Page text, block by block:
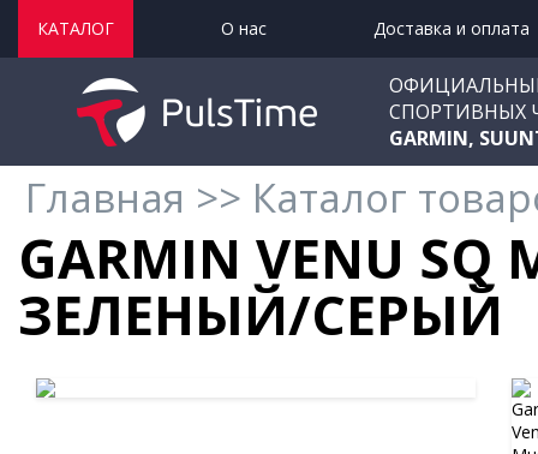
КАТАЛОГ О нас Доставка и оплата
СПОРТИВНЫХ
GARMIN,
Главная >> Каталог
GARMIN VENU
ЗЕЛЕНЫЙ/СЕРЫЙ